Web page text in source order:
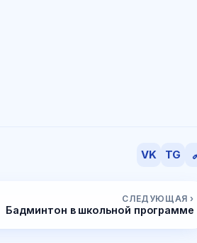
VK TG
СЛЕДУЮЩАЯ ›
Бадминтон в школьной программе